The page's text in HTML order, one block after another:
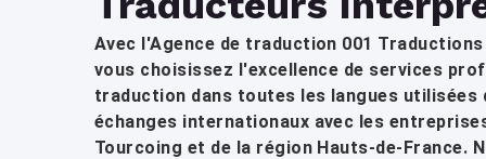
Avec l'Agence de traduction 001
vous choisissez l'excellence de services
traduction dans toutes les langues utilisées
échanges internationaux avec les
Tourcoing et de la région Hauts-de-France.